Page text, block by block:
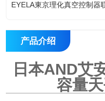
产品介绍
日本AND艾
容量